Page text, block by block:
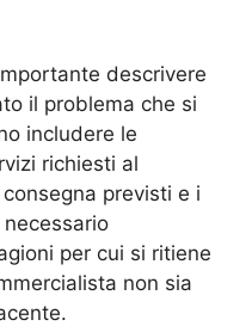
descrivere
il problema che si
includere le
richiesti al
previsti e i
per cui si ritiene
non sia